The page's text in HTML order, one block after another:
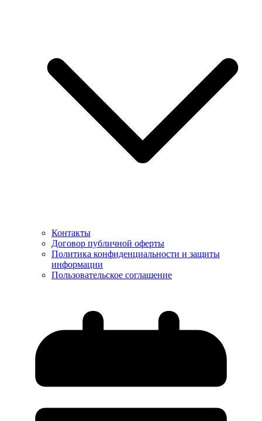
Контакты
Договор публичной оферты
Политика конфиденциальности и защиты
информации
Пользовательское соглашение